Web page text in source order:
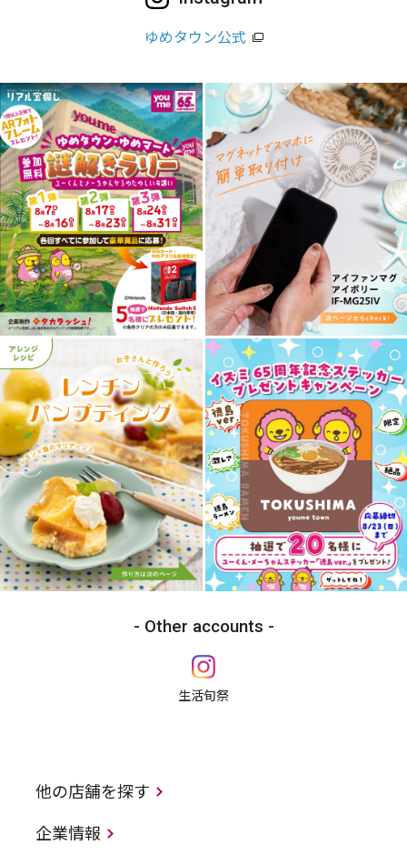
ゆめタウン公式
Other accounts
生活旬祭
他の店舗を探す
企業情報